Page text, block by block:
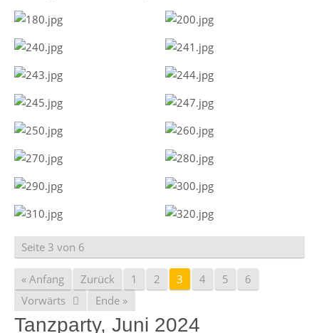
Seite 3 von 6
« Anfang Zurück 1 2 3 4 5
6
Vorwärts
Ende »
Tanzparty, Juni 2024